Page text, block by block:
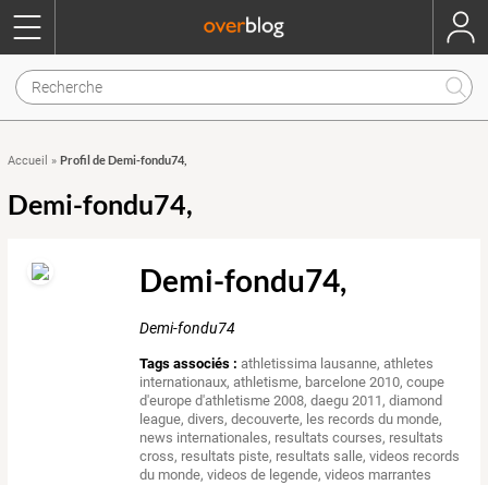
Accueil » Profil de Demi-fondu74,
Demi-fondu74,
Demi-fondu74,
Demi-fondu74
Tags associés : athletissima lausanne,athletes
internationaux,athletisme, barcelone 2010,coupe
d'europe d'athletisme 2008,daegu 2011,diamond
league,divers,decouverte, les records du monde,
news internationales, resultats courses, resultats
cross, resultats piste, resultats salle,videos records
du monde,videos de legende,videos marrantes